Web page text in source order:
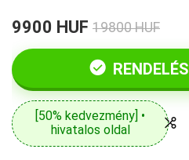
9900 HUF 19800 HUF
RENDELÉS
[50% kedvezmény] •
hivatalos oldal